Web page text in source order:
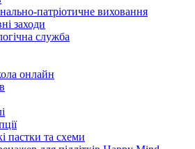
патріотичне виховання
заходи
служба
онлайн
пастки та схеми